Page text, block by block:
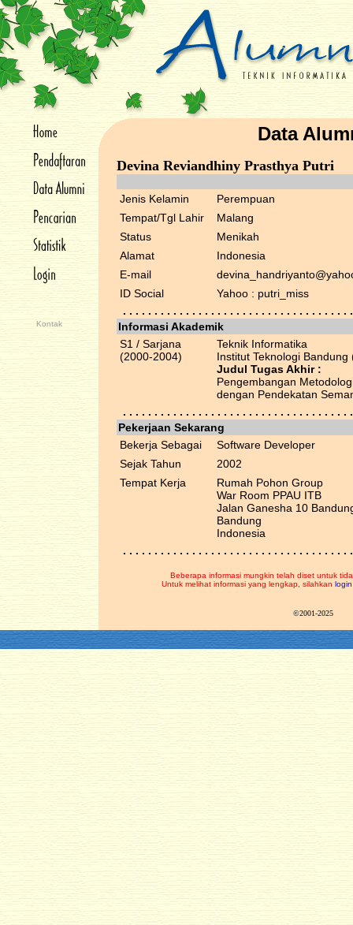
Kontak
Data
Devina Reviandhiny Prasthya Putri
Jenis Kelamin
Perempuan
Tempat/Tgl Lahir
Malang
Status
Menikah
Alamat
Indonesia
E-mail
ID Social
Yahoo : putri_miss
. . . . . . . . . . . . . . . . . . . . . . . . . . . . . . . . . . . .
Informasi Akademik
S1 / Sarjana
(2000-2004)
Teknik Informatika
Institut Teknologi Bandung
Judul Tugas Akhir :
Pengembangan
dengan Pendekatan
. . . . . . . . . . . . . . . . . . . . . . . . . . . . . . . . . . . .
Pekerjaan Sekarang
Bekerja Sebagai
Software Developer
Sejak Tahun
2002
Tempat Kerja
Rumah Pohon Group
War Room PPAU ITB
Jalan Ganesha 10
Bandung
Indonesia
. . . . . . . . . . . . . . . . . . . . . . . . . . . . . . . . . . . .
Beberapa informasi mungkin telah diset untuk
Untuk melihat informasi yang lengkap, silahkan login
©2001-2025